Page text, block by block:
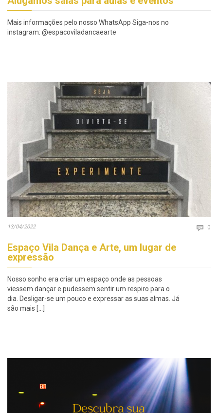
Mais informações pelo nosso WhatsApp Siga-nos no
instagram: @espacoviladancaearte
13/04/2022  0
Espaço Vila Dança e Arte, um lugar de
expressão
Nosso sonho era criar um espaço onde as pessoas
viessem dançar e pudessem sentir um respiro para o
dia. Desligar-se um pouco e expressar as suas almas. Já
são mais […]